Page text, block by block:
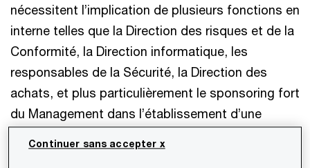
nécessitent l’implication de plusieurs fonctions en
interne telles que la Direction des risques et de la
Conformité, la Direction informatique, les
responsables de la Sécurité, la Direction des
achats, et plus particulièrement le sponsoring fort
du Management dans l’établissement d’une
Continuer sans accepter x